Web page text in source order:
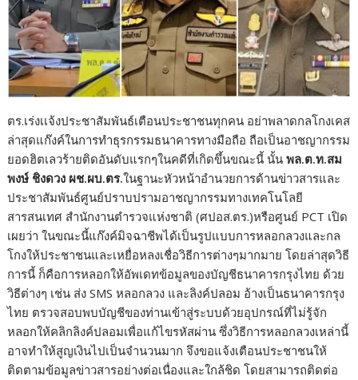
ตร.เร่งเเจ้งประชาสัมพันธ์เตือนประชาชนทุกคน อย่าพลาดกลโกงเคส
ล่าสุดแก๊งค์ในการทำธุรกรรมธนาคารทางมือถือ ถือเป็นอาชญากรรม
ยอดฮิตเลวร้ายติดอันดับแรกๆในคดีที่เกิดขึ้นขณะนี้ นั้นพล.ต.ท.สม
พงษ์ ชิงดวง ผช.ผบ.ตร.ในฐานะหัวหน้าอำนวยการด้านข่าวสารและ
ประชาสัมพันธ์ศูนย์ปราบปรามอาชญากรรมทางเทคโนโลยี
สารสนเทศ สำนักงานตำรวจแห่งชาติ (ศปอส.ตร.)หรือศูนย์ PCT เปิด
เผยว่า ในขณะนี้แก๊งค์มิจฉาชีพได้เป็นรูปแบบการหลอกลวงและกล
โกงให้ประชาชนและเหยื่อหลงเชื่อวิธีการต่างๆมากมาย โดยล่าสุดวิธี
การนี้ ก็คือการหลอกให้อัพเดทข้อมูลของบัญชีธนาคารกรุงไทย ด้วย
วิธีต่างๆ เช่น ส่ง SMS หลอกลวง และลิงค์ปลอม อ้างเป็นธนาคารกรุง
ไทย ตรวจสอบพบบัญชีของท่านเข้าสู่ระบบด้วยอุปกรณ์ที่ไม่รู้จัก
หลอกให้คลิกลิงค์ปลอมเพื่อแก้ไขรหัสผ่าน ซึ่งวิธีการหลอกลวงเหล่านี้
อาจทำให้สูญเงินไปเป็นจำนวนมาก จึงขอแจ้งเตือนประชาชนให้
ติดตามข้อมูลข่าวสารอย่างต่อเนื่องและใกล้ชิด โดยสามารถติดต่อ